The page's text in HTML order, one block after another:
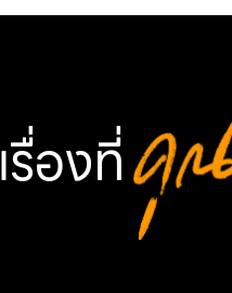
เรื่องที่คุณ